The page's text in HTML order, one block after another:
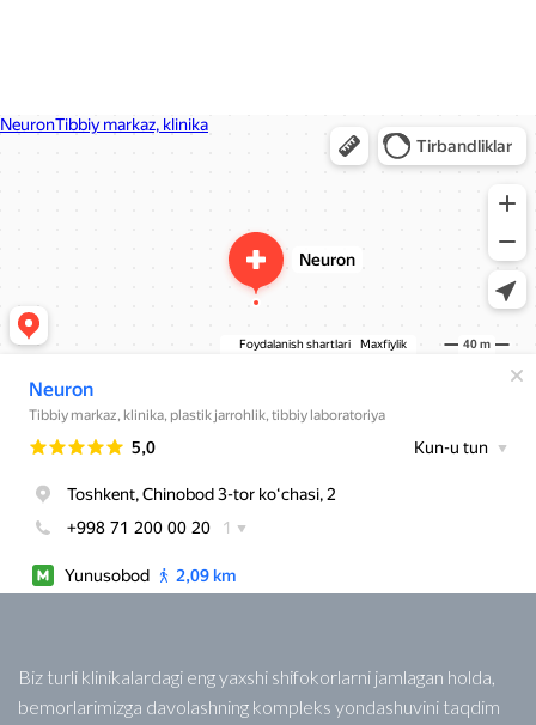
Biz turli klinikalardagi eng yaxshi shifokorlarni jamlagan holda,
bemorlarimizga davolashning kompleks yondashuvini taqdim